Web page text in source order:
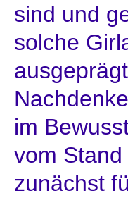
sind und
solche
im
vom
zunächst